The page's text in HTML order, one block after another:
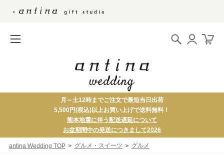
月～土12時までご注文で最短当日出荷
5,500円(税込)以上お買い上げで送料無料！
熊本地震に伴う配送遅延について
お盆期間中の発送につきまして2026
antina Wedding TOP＞ グルメ・スイーツ ＞ グルメ